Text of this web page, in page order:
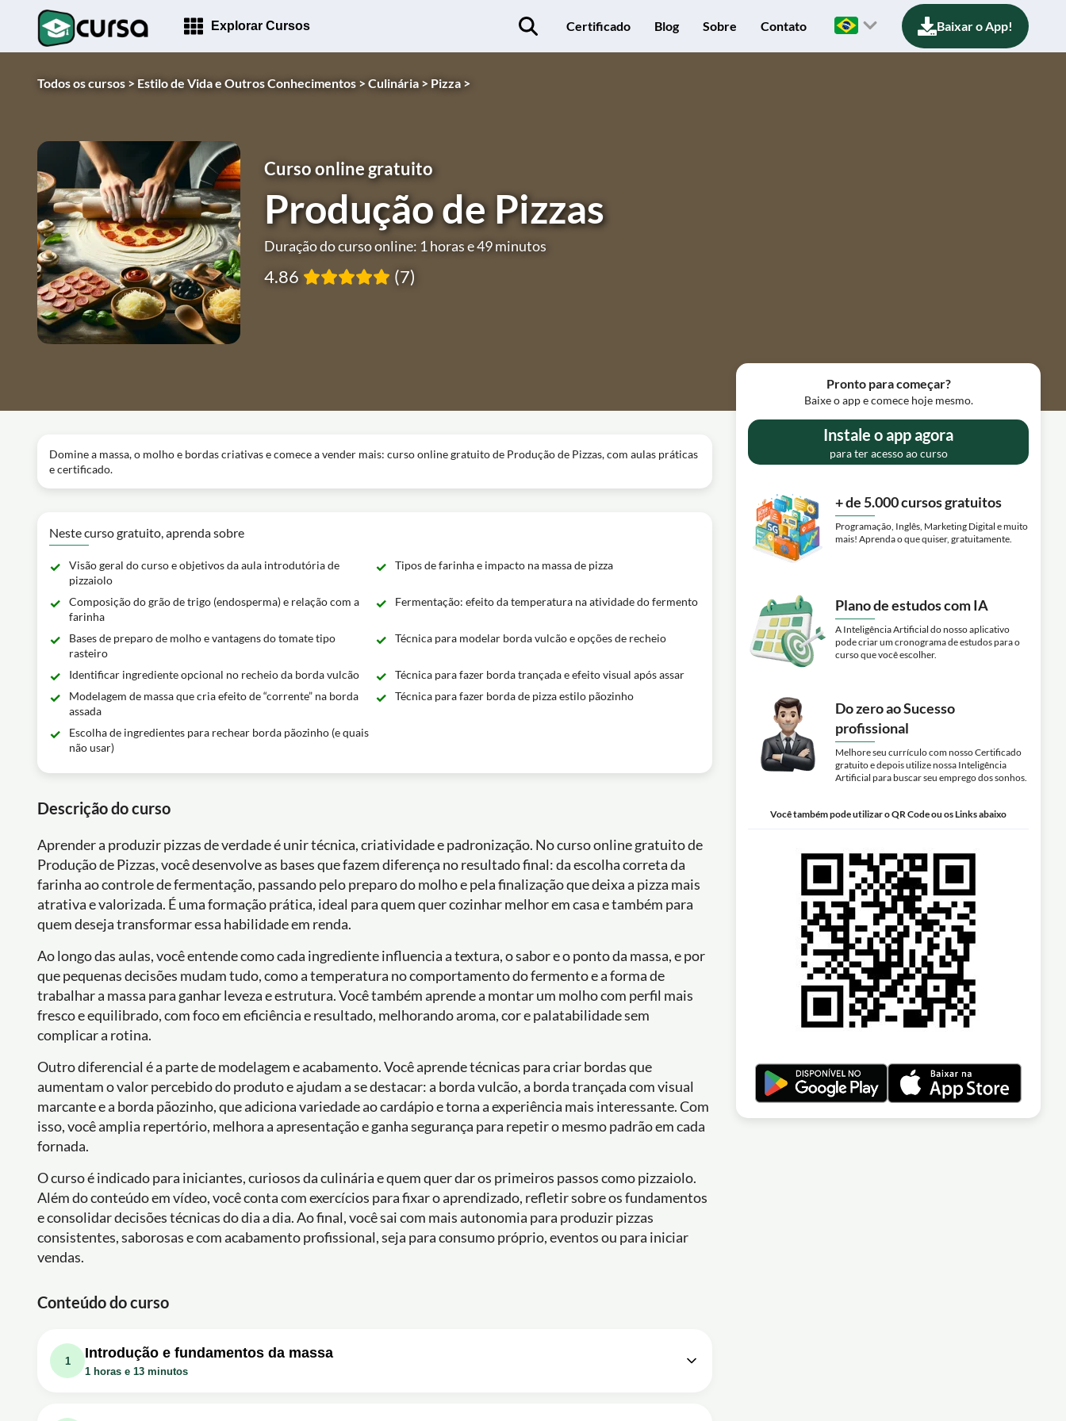
Explorar Cursos Certificado Blog Sobre Contato Baixar o App!
Todos os cursos > Estilo de Vida e Outros Conhecimentos >Culinária > Pizza >
Curso online gratuito
Produção de Pizzas
Duração do curso online: 1 horas e 49 minutos
4.86 (7)
Domine a massa, o molho e bordas criativas e comece a vender mais: curso online gratuito de Produção de Pizzas, com aulas práticas
e certificado.
Neste curso gratuito, aprenda sobre
Visão geral do curso e objetivos da aula introdutória de
pizzaiolo
Tipos de farinha e impacto na massa de pizza
Composição do grão de trigo (endosperma) e relação com a
farinha
Fermentação: efeito da temperatura na atividade do fermento
Bases de preparo de molho e vantagens do tomate tipo
rasteiro
Técnica para modelar borda vulcão e opções de recheio
Identificar ingrediente opcional no recheio da borda vulcão
Técnica para fazer borda trançada e efeito visual após assar
Modelagem de massa que cria efeito de “corrente” na borda
assada
Técnica para fazer borda de pizza estilo pãozinho
Escolha de ingredientes para rechear borda pãozinho (e quais
não usar)
Descrição do curso
Aprender a produzir pizzas de verdade é unir técnica, criatividade e padronização. No curso online gratuito de
Produção de Pizzas, você desenvolve as bases que fazem diferença no resultado final: da escolha correta da
farinha ao controle de fermentação, passando pelo preparo do molho e pela finalização que deixa a pizza mais
atrativa e valorizada. É uma formação prática, ideal para quem quer cozinhar melhor em casa e também para
quem deseja transformar essa habilidade em renda.
Ao longo das aulas, você entende como cada ingrediente influencia a textura, o sabor e o ponto da massa, e por
que pequenas decisões mudam tudo, como a temperatura no comportamento do fermento e a forma de
trabalhar a massa para ganhar leveza e estrutura. Você também aprende a montar um molho com perfil mais
fresco e equilibrado, com foco em eficiência e resultado, melhorando aroma, cor e palatabilidade sem
complicar a rotina.
Outro diferencial é a parte de modelagem e acabamento. Você aprende técnicas para criar bordas que
aumentam o valor percebido do produto e ajudam a se destacar: a borda vulcão, a borda trançada com visual
marcante e a borda pãozinho, que adiciona variedade ao cardápio e torna a experiência mais interessante. Com
isso, você amplia repertório, melhora a apresentação e ganha segurança para repetir o mesmo padrão em cada
fornada.
O curso é indicado para iniciantes, curiosos da culinária e quem quer dar os primeiros passos como pizzaiolo.
Além do conteúdo em vídeo, você conta com exercícios para fixar o aprendizado, refletir sobre os fundamentos
e consolidar decisões técnicas do dia a dia. Ao final, você sai com mais autonomia para produzir pizzas
consistentes, saborosas e com acabamento profissional, seja para consumo próprio, eventos ou para iniciar
vendas.
Conteúdo do curso
1
Introdução e fundamentos da massa
1 horas e 13 minutos
Pronto para começar?
Baixe o app e comece hoje mesmo.
Instale o app agora
para ter acesso ao curso
+ de 5.000 cursos gratuitos
Programação, Inglês, Marketing Digital e muito
mais! Aprenda o que quiser, gratuitamente.
Plano de estudos com IA
A Inteligência Artificial do nosso aplicativo
pode criar um cronograma de estudos para o
curso que você escolher.
Do zero ao Sucesso
profissional
Melhore seu currículo com nosso Certificado
gratuito e depois utilize nossa Inteligência
Artificial para buscar seu emprego dos sonhos.
Você também pode utilizar o QR Code ou os Links abaixo